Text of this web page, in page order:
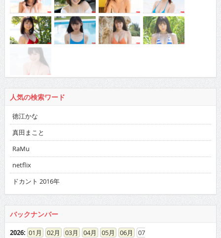
人気の検索ワード
徳江かな
真田まこと
RaMu
netflix
ドカント 2016年
バックナンバー
2026: 01 02 03 04 05 06
07